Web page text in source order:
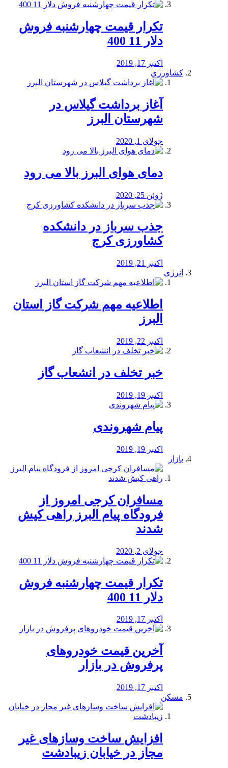
تکرار قیمت چهارشنبه فروش
دلار 11 400
اکتبر 17, 2019
کشاورزی
آغاز برداشت گیلاس در
شهرستان البرز
جولای 1, 2020
دمای هوای البرز بالا می رود
ژوئن 25, 2020
جذب سرباز در دانشکده
کشاورزی کرج
اکتبر 21, 2019
انرژی
️اطلاعیه مهم شرکت گاز استان
البرز
اکتبر 22, 2019
خبر تخلف در انشعاب گاز
اکتبر 19, 2019
پیام شهروندی
اکتبر 19, 2019
بازار
مسافران کرجی امروز از
فرودگاه پیام البرز راهی کیش
شدند
جولای 2, 2020
تکرار قیمت چهارشنبه فروش
دلار 11 400
اکتبر 17, 2019
آخرین قیمت خودرو‌های
پرفروش در بازار
اکتبر 17, 2019
مسکن
افزایش ساخت وسازهای غیر
مجاز در خیابان زیبادشت